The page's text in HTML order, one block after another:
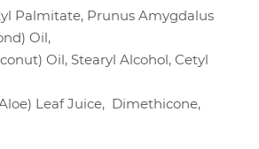
Palmitate, Prunus Amygdalus
Oil,
Oil, Stearyl Alcohol, Cetyl
Leaf Juice, Dimethicone,